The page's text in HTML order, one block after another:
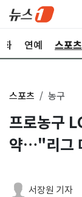
화 연예 스포츠
스포츠 농구
프로농구
약…"리그
서장원 기자